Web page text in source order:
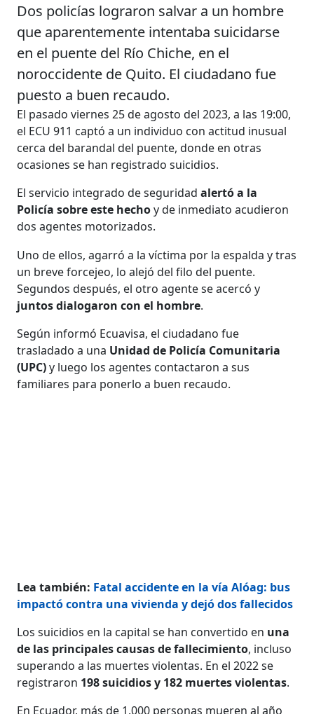
Dos policías lograron salvar a un hombre
que aparentemente intentaba suicidarse
en el puente del Río Chiche, en el
noroccidente de Quito. El ciudadano fue
puesto a buen recaudo.
El pasado viernes 25 de agosto del 2023, a las 19:00,
el ECU 911 captó a un individuo con actitud inusual
cerca del barandal del puente, donde en otras
ocasiones se han registrado suicidios.
El servicio integrado de seguridad alertó a la
Policía sobre este hechoy de inmediato acudieron
dos agentes motorizados.
Uno de ellos, agarró a la víctima por la espalda y tras
un breve forcejeo, lo alejó del filo del puente.
Segundos después, el otro agente se acercó y
juntos dialogaron con el hombre.
Según informó Ecuavisa, el ciudadano fue
trasladado a una Unidad de Policía Comunitaria
(UPC)y luego los agentes contactaron a sus
familiares para ponerlo a buen recaudo.
Lea también: Fatal accidente en la vía Alóag: bus
impactó contra una vivienda y dejó dos fallecidos
Los suicidios en la capital se han convertido en una
de las principales causas de fallecimiento, incluso
superando a las muertes violentas. En el 2022 se
registraron 198 suicidios y 182 muertes violentas.
En Ecuador, más de 1.000 personas mueren al año